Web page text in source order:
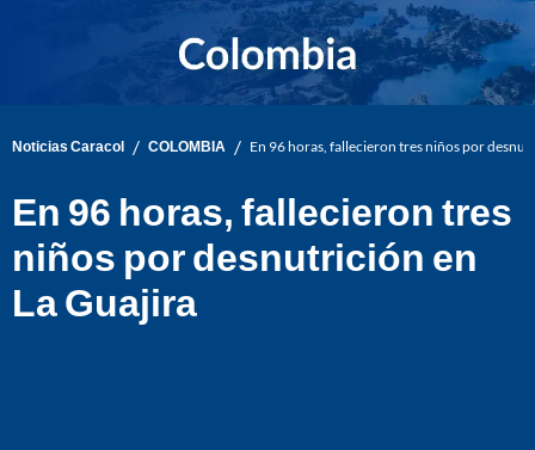
Noticias Caracol / COLOMBIA / En 96 horas, fallecieron tres niños por
En 96 horas, fallecieron tres
niños por desnutrición en
La Guajira